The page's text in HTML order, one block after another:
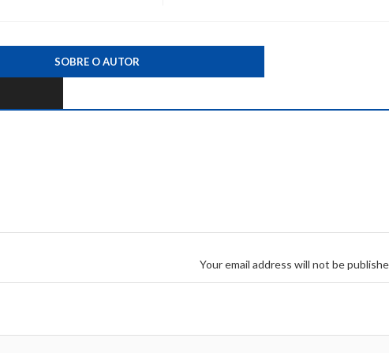
SOBRE O AUTOR
Your email address will not be